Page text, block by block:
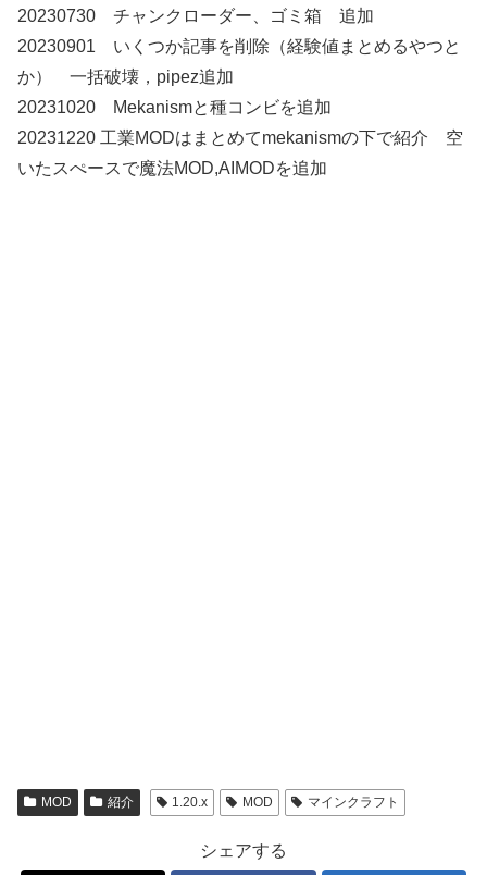
20230730 チャンクローダー、ゴミ箱 追加
20230901 いくつか記事を削除（経験値まとめるやつと
か） 一括破壊，pipez追加
20231020 Mekanismと種コンビを追加
20231220 工業MODはまとめてmekanismの下で紹介 空
いたスぺースで魔法MOD,AIMODを追加
MOD 紹介 1.20.x MOD マインクラフト
シェアする